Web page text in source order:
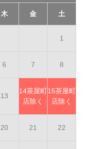
木 金 土
1
6 7 8
13
14茶屋町
店除く
15茶屋町
店除く
20 21 22